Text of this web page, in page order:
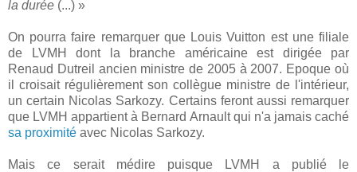
la durée (...) »
On pourra faire remarquer que Louis Vuitton est une filiale
de LVMH dont la branche américaine est dirigée par
Renaud Dutreil ancien ministre de 2005 à 2007. Epoque où
il croisait régulièrement son collègue ministre de l'intérieur,
un certain Nicolas Sarkozy. Certains feront aussi remarquer
que LVMH appartient à Bernard Arnault qui n'a jamais caché
sa proximité avec Nicolas Sarkozy.
Mais ce serait médire puisque LVMH a publié le